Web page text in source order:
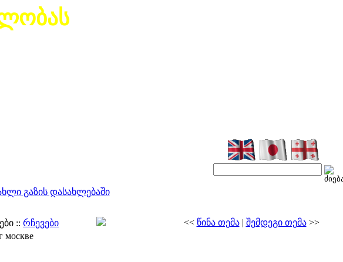
გაზის დასახლებაში
:: რჩევები << წინა თემა| შემდეგი თემა>>
москве